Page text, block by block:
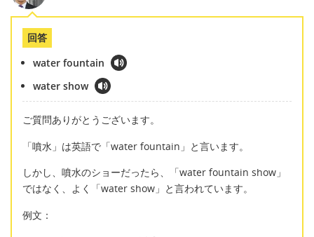
回答
water fountain
water show
ご質問ありがとうございます。
「噴水」は英語で「water fountain」と言います。
しかし、噴水のショーだったら、「water fountain show」
ではなく、よく「water show」と言われています。
例文：